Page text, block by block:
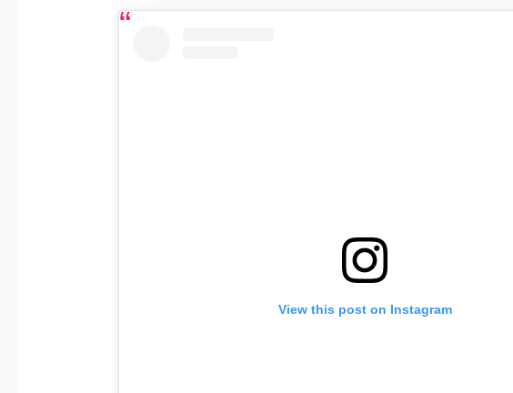
View this post on Instagram